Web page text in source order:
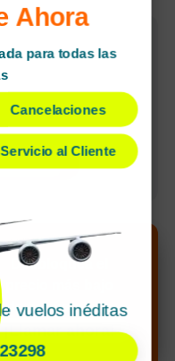
rápidas
dedicado
seguros
Desbloquea el
de tu búsqueda
¡Llamar ahora!
Ahora
para todas las
Cancelaciones
Servicio al Cliente
vuelos inéditas